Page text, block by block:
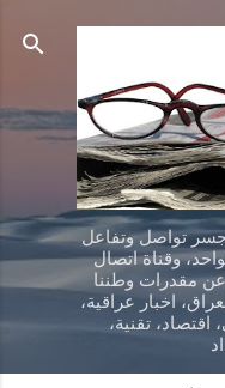
الرئيسي
جسر تواصل وتفاعل
وقناة اتصال
مقدرات وطننا
اخبار عراقية،
تقنية،